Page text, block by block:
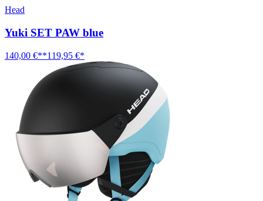
Head
Yuki SET PAW blue
140,00 €**119,95 €*